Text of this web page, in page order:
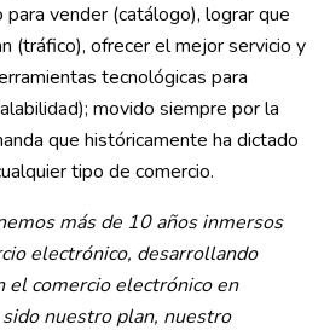
vender (catálogo), lograr que
(tráfico), ofrecer el mejor servicio y
tecnológicas para
movido siempre por la
que históricamente ha dictado
tipo de comercio.
más de 10 años inmersos
electrónico, desarrollando
el comercio electrónico en
nuestro plan, nuestro